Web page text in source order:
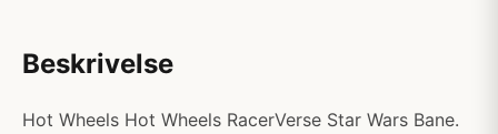
Beskrivelse
Hot Wheels Hot Wheels RacerVerse Star Wars Bane.